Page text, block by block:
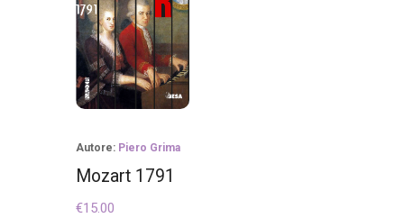
Autore: Piero Grima
Mozart 1791
€15.00